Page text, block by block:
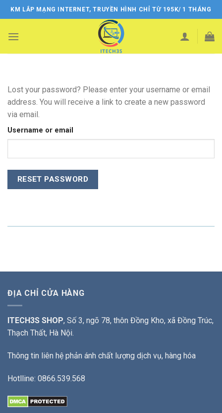
Skip
to
KM LẮP MẠNG INTERNET, TRUYỀN HÌNH CHỈ TỪ 195K/ 1 THÁNG
Lost your password? Please enter your username or email
address. You will receive a link to create a new password
via email.
Username or email
RESET PASSWORD
ĐỊA CHỈ CỬA HÀNG
ITECH3S SHOP, Số 3, ngõ 78, thôn Đồng Kho, xã Đồng Trúc,
Thạch Thất, Hà Nội.
Thông tin liên hệ phản ánh chất lượng dịch vụ, hàng hóa
Hotlline: 0866.539.568